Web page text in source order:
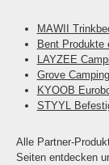
MAWII
Bent Produkte
LAYZEE
Grove
KYOOB
STYYL
Alle Partner-
Seiten entdecken